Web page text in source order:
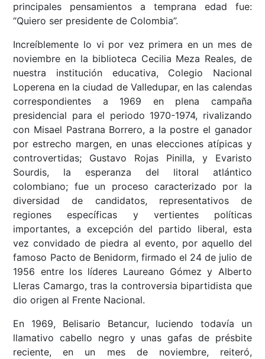
principales pensamientos a temprana edad fue:
“Quiero ser presidente de Colombia”.
Increíblemente lo vi por vez primera en un mes de
noviembre en la biblioteca Cecilia Meza Reales, de
nuestra institución educativa, Colegio Nacional
Loperena en la ciudad de Valledupar, en las calendas
correspondientes a 1969 en plena campaña
presidencial para el periodo 1970-1974, rivalizando
con Misael Pastrana Borrero, a la postre el ganador
por estrecho margen, en unas elecciones atípicas y
controvertidas; Gustavo Rojas Pinilla, y Evaristo
Sourdis, la esperanza del litoral atlántico
colombiano; fue un proceso caracterizado por la
diversidad de candidatos, representativos de
regiones específicas y vertientes políticas
importantes, a excepción del partido liberal, esta
vez convidado de piedra al evento, por aquello del
famoso Pacto de Benidorm, firmado el 24 de julio de
1956 entre los líderes Laureano Gómez y Alberto
Lleras Camargo, tras la controversia bipartidista que
dio origen al Frente Nacional.
En 1969, Belisario Betancur, luciendo todavía un
llamativo cabello negro y unas gafas de présbite
reciente, en un mes de noviembre, reiteró,